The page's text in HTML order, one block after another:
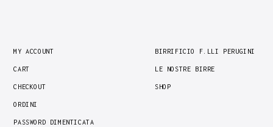
MY ACCOUNT
CART
CHECKOUT
ORDINI
PASSWORD DIMENTICATA
BIRRIFICIO F.LLI PERUGINI
LE NOSTRE BIRRE
SHOP